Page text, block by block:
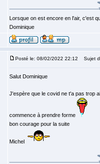
Lorsque on est encore en l'air, c'est
Dominique
Posté le: 08/02/2022 22:12 Sujet
Salut Dominique
J'espère que le covid ne t'a pas trop
commence à prendre forme
bon courage pour la suite
Michel